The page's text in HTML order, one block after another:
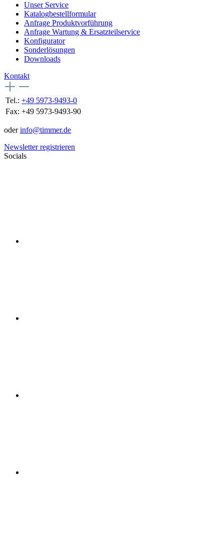
Unser Service
Katalogbestellformular
Anfrage Produktvorführung
Anfrage Wartung & Ersatzteilservice
Konfigurator
Sonderlösungen
Downloads
Kontakt
Tel.: +49 5973-9493-0
Fax: +49 5973-9493-90
oderinfo@timmer.de
Newsletter registrieren
Socials